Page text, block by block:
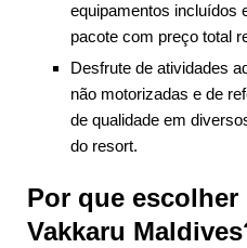
equipamentos incluídos
pacote com preço total
Desfrute de atividades
não motorizadas e de
de qualidade em
do resort.
Por que escolher
Vakkaru